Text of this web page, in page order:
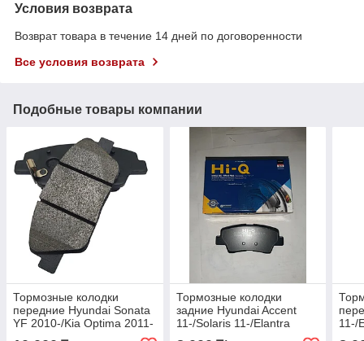
Условия возврата
Возврат товара в течение 14 дней по договоренности
Все условия возврата
Подобные товары компании
Тормозные колодки
передние Hyundai Sonata
YF 2010-/Kia Optima 2011-
Тормозные колодки
задние Hyundai Accent
11-/Solaris 11-/Elantra
11-/Kia Rio 11-/Cerato
11-/